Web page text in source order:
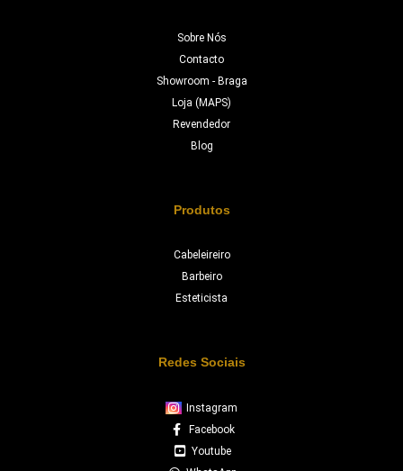
Sobre Nós
Contacto
Showroom - Braga
Loja (MAPS)
Revendedor
Blog
Produtos
Cabeleireiro
Barbeiro
Esteticista
Redes Sociais
Instagram
Facebook
Youtube